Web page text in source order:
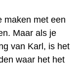
maken met een
Maar als je
van Karl, is het
waar het het